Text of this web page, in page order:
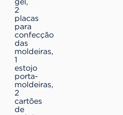
gel,
2
placas
para
confecção
das
moldeiras,
1
estojo
porta-
moldeiras,
2
cartões
de